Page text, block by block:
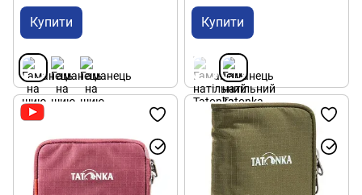
Купити Купити